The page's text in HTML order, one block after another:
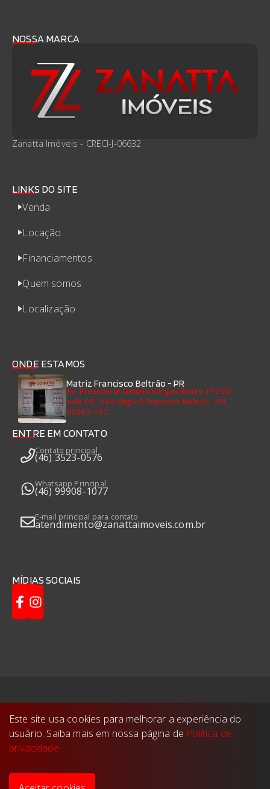
NOSSA MARCA
Zanatta Imóveis - CRECI-J-06632
LINKS DO SITE
Venda
Locação
Financiamentos
Quem somos
Localização
ONDE ESTAMOS
Matriz Francisco Beltrão - PR
Av. Presidente Getúlio Vargas Bairro, nº 276 -
sala 03 - São Miguel, Francisco Beltrão - PR,
85602-120
ENTRE EM CONTATO
Contato principal
(46) 3523-0576
Whatsapp Principal
(46) 99908-1077
E-mail principal para contato
atendimento@zanattaimoveis.com.br
MÍDIAS SOCIAIS
reservados.
Feito com🤍 pela
Este site usa cookies para melhorar a experiência do
usuário. Saiba mais em nossa página de Política de
privacidade